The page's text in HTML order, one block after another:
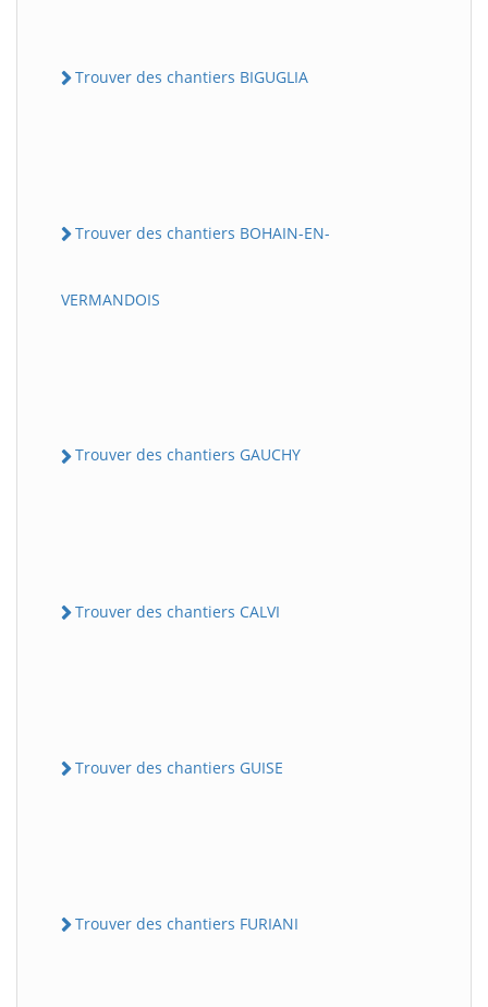
Trouver des chantiers BIGUGLIA
Trouver des chantiers BOHAIN-EN-
VERMANDOIS
Trouver des chantiers GAUCHY
Trouver des chantiers CALVI
Trouver des chantiers GUISE
Trouver des chantiers FURIANI